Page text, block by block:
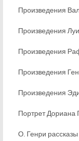
Произведения
Произведения
Произведения
Произведения
Произведения
Портрет Дориана
О. Генри рассказы